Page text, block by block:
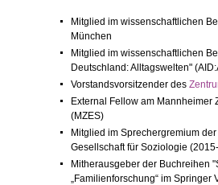
Mitglied im wissenschaftlichen
München
Mitglied im wissenschaftlichen
Deutschland: Alltagswelten"
Vorstandsvorsitzender des
External Fellow am Mannheimer
(MZES)
Mitglied im Sprechergremium
Gesellschaft für Soziologie
Mitherausgeber der Buchreihen
„Familienforschung“ im Springer